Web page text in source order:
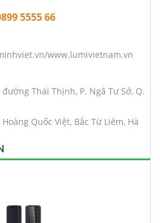
5555 66
www.lumivietnam.vn
Thái Thịnh, P. Ngã Tư Sở, Q.
Quốc Việt, Bắc Từ Liêm, Hà